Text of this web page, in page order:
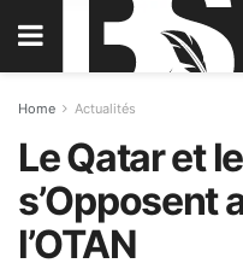
Home Actualités
Le Qatar et
s’Opposent
l’OTAN